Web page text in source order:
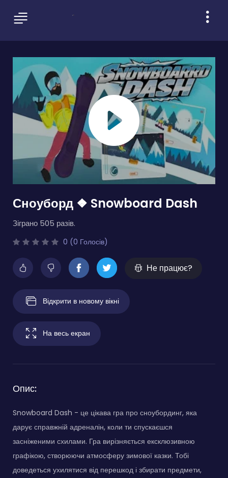
Сноуборд ❖ Snowboard Dash
Зіграно 505 разів.
0 (0 Голосів)
Не працює?
Відкрити в новому вікні
На весь екран
Опис:
Snowboard Dash - це цікава гра про сноубординг, яка
дарує справжній адреналін, коли ти спускаєшся
засніженими схилами. Гра вирізняється ексклюзивною
графікою, створюючи атмосферу зимової казки. Тобі
доведеться ухилятися від перешкод і збирати предмети,